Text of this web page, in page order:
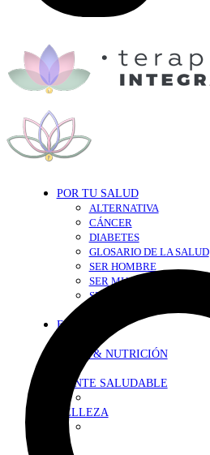
POR TU SALUD
ALTERNATIVA
CÁNCER
DIABETES
GLOSARIO DE LA SALUD
SER HOMBRE
SER MUJER
SEXY-SALUD
EN FORMA
DIETA & NUTRICIÓN
MENTE SALUDABLE
BELLEZA